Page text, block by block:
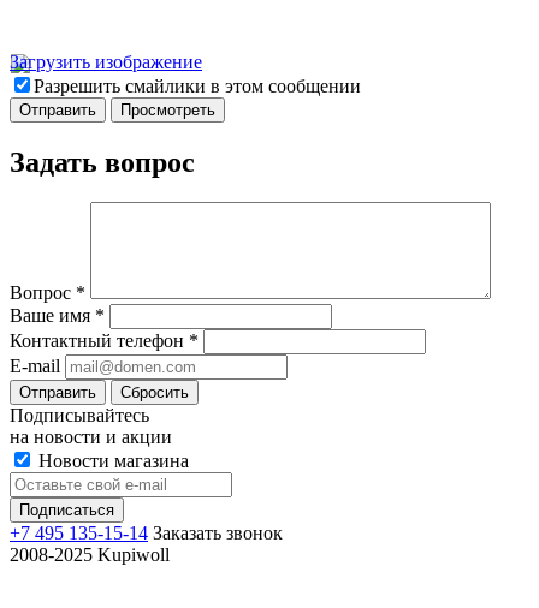
Загрузить изображение
Разрешить смайлики в этом сообщении
Задать вопрос
Вопрос *
Ваше имя *
Контактный телефон *
E-mail
Отправить Сбросить
Подписывайтесь
на новости и акции
Новости магазина
+7 495 135-15-14 Заказать звонок
2008-2025 Kupiwoll